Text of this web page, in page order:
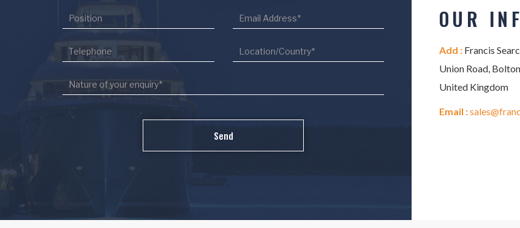
OUR
Add : Francis
Union Road,
United Kingdom
Email :